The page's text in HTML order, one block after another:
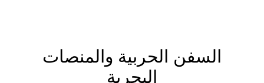
السفن الحربية والمنصات
البحرية